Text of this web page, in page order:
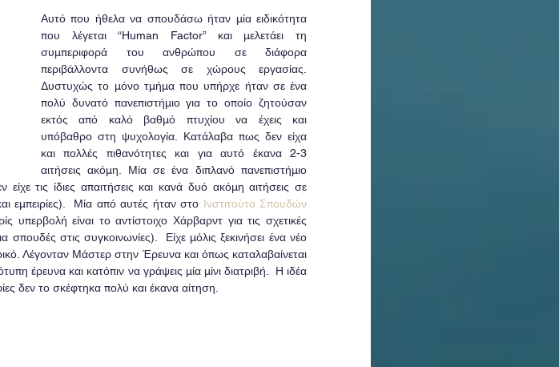
Αυτό που ήθελα να σπουδάσω ήταν μία ειδικότητα
που λέγεται “Human Factor” και μελετάει τη
συμπεριφορά του ανθρώπου σε διάφορα
περιβάλλοντα συνήθως σε χώρους εργασίας.
Δυστυχώς το μόνο τμήμα που υπήρχε ήταν σε ένα
πολύ δυνατό πανεπιστήμιο για το οποίο ζητούσαν
εκτός από καλό βαθμό πτυχίου να έχεις και
υπόβαθρο στη ψυχολογία. Κατάλαβα πως δεν είχα
και πολλές πιθανότητες και για αυτό έκανα 2-3
αιτήσεις ακόμη. Μία σε ένα διπλανό πανεπιστήμιο
τις ίδιες απαιτήσεις και κανά δυό ακόμη αιτήσεις σε
εμπειρίες).  Μία από αυτές ήταν στο Ινστιτούτο Σπουδών
υπερβολή είναι το αντίστοιχο Χάρβαρντ για τις σχετικές
στις συγκοινωνίες).  Είχε μόλις ξεκινήσει ένα νέο
Λέγονταν Μάστερ στην Έρευνα και όπως καταλαβαίνεται
έρευνα και κατόπιν να γράψεις μία μίνι διατριβή.  Η ιδέα
δεν το σκέφτηκα πολύ και έκανα αίτηση.